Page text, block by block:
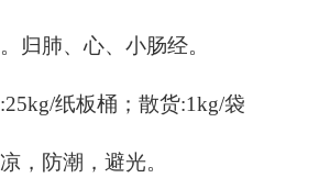
归肺、心、小肠经。
纸板桶；散货:1kg/袋
，防潮，避光。